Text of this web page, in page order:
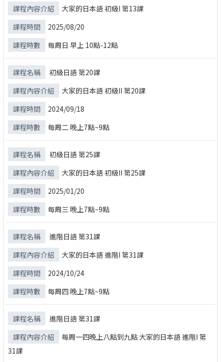
大家的日本語 初級I 第13課
2025/08/20
每周日 早上 10點-12點
初級日語 第20課
大家的日本語 初級II 第20課
2024/09/18
每周二 晚上7點~9點
初級日語 第25課
大家的日本語 初級II 第25課
2025/01/20
每周三 晚上7點~9點
進階日語 第31課
大家的日本語 進階I 第31課
2024/10/24
每周四 晚上7點~9點
進階日語 第31課
每周一四晚上八點到九點 大家的日本語 進階I 第
31課